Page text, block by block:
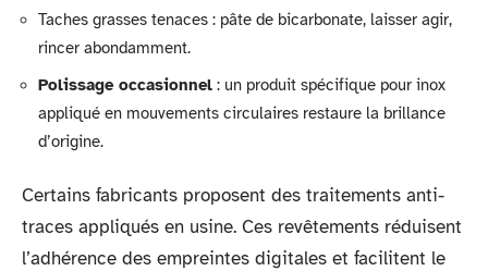
Taches grasses tenaces : pâte de bicarbonate, laisser agir,
rincer abondamment.
Polissage occasionnel : un produit spécifique pour inox
appliqué en mouvements circulaires restaure la brillance
d’origine.
Certains fabricants proposent des traitements anti-
traces appliqués en usine. Ces revêtements réduisent
l’adhérence des empreintes digitales et facilitent le